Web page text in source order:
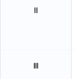
Ⅱ
Ⅲ